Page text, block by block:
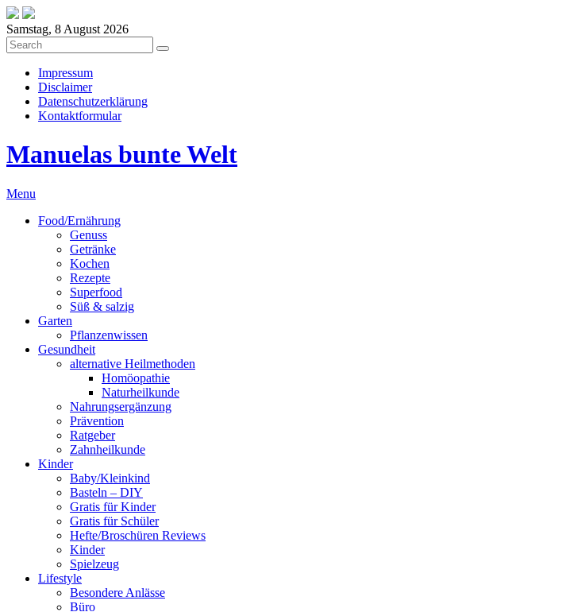
Samstag, 8 August 2026
Impressum
Disclaimer
Datenschutzerklärung
Kontaktformular
Manuelas bunte Welt
Menu
Food/Ernährung
Genuss
Getränke
Kochen
Rezepte
Superfood
Süß & salzig
Garten
Pflanzenwissen
Gesundheit
alternative Heilmethoden
Homöopathie
Naturheilkunde
Nahrungsergänzung
Prävention
Ratgeber
Zahnheilkunde
Kinder
Baby/Kleinkind
Basteln – DIY
Gratis für Kinder
Gratis für Schüler
Hefte/Broschüren Reviews
Kinder
Spielzeug
Lifestyle
Besondere Anlässe
Büro